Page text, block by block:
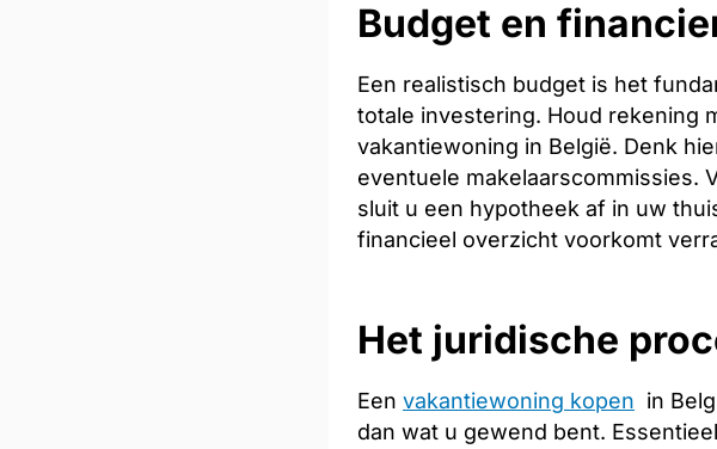
Budget en
Een realistisch budget is het
totale investering. Houd rekening
vakantiewoning in België. Denk
eventuele makelaarscommissies.
sluit u een hypotheek af in uw
financieel overzicht voorkomt
Het juridische
Een vakantiewoning kopen in
dan wat u gewend bent.